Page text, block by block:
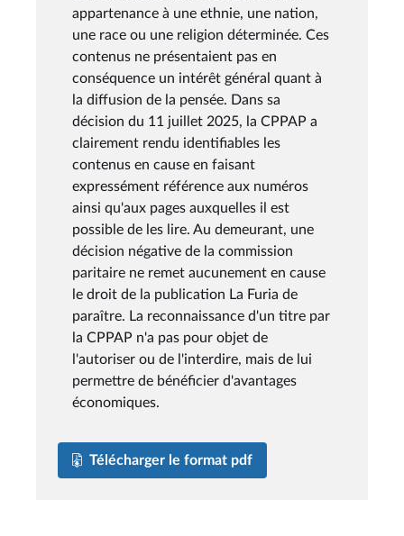
appartenance à une ethnie, une nation,
une race ou une religion déterminée. Ces
contenus ne présentaient pas en
conséquence un intérêt général quant à
la diffusion de la pensée. Dans sa
décision du 11 juillet 2025, la CPPAP a
clairement rendu identifiables les
contenus en cause en faisant
expressément référence aux numéros
ainsi qu'aux pages auxquelles il est
possible de les lire. Au demeurant, une
décision négative de la commission
paritaire ne remet aucunement en cause
le droit de la publication La Furia de
paraître. La reconnaissance d'un titre par
la CPPAP n'a pas pour objet de
l'autoriser ou de l'interdire, mais de lui
permettre de bénéficier d'avantages
économiques.
Télécharger le format pdf